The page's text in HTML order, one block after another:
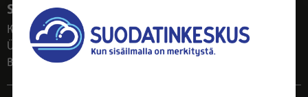
Suodatinkeskus
Kontakt
Über uns
Blog